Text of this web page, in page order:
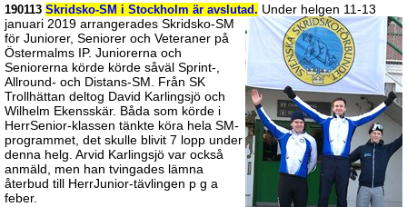
190113 Skridsko-SM i Stockholm är avslutad. Under helgen 11-13
januari 2019 arrangerades Skridsko-SM
för Juniorer, Seniorer och Veteraner på
Östermalms IP. Juniorerna och
Seniorerna körde körde såväl Sprint-,
Allround- och Distans-SM. Från SK
Trollhättan deltog David Karlingsjö och
Wilhelm Ekensskär. Båda som körde i
HerrSenior-klassen tänkte köra hela SM-
programmet, det skulle blivit 7 lopp under
denna helg. Arvid Karlingsjö var också
anmäld, men han tvingades lämna
återbud till HerrJunior-tävlingen p g a
feber.